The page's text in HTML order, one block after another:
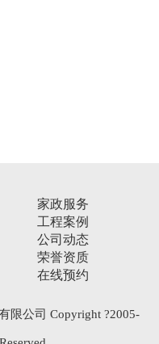
家政服务
工程案例
公司动态
荣誉资质
在线预约
限公司 Copyright ?2005-